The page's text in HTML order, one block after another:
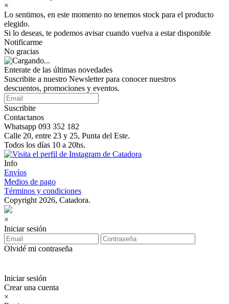
×
Lo sentimos, en este momento no tenemos stock para el producto
elegido.
Si lo deseas, te podemos avisar cuando vuelva a estar disponible
Notificarme
No gracias
Enterate de las últimas novedades
Suscribite a nuestro Newsletter para conocer nuestros
descuentos, promociones y eventos.
Suscribite
Contactanos
Whatsapp 093 352 182
Calle 20, entre 23 y 25, Punta del Este.
Todos los días 10 a 20hs.
Info
Envíos
Medios de pago
Términos y condiciones
Copyright 2026, Catadora.
×
Iniciar sesión
Olvidé mi contraseña
Iniciar sesión
Crear una cuenta
×